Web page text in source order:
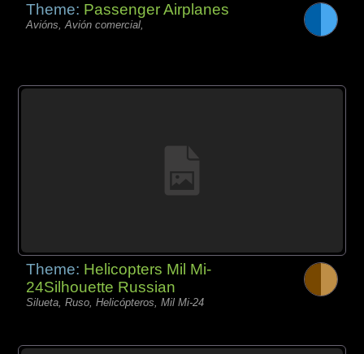
Theme: Passenger Airplanes
Avións, Avión comercial,
Theme: Helicopters Mil Mi-
24Silhouette Russian
Silueta, Ruso, Helicópteros, Mil Mi-24